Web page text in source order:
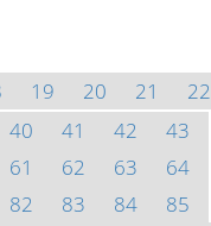
19 20 21
22
40 41 42
43
61 62 63
64
82 83 84
85